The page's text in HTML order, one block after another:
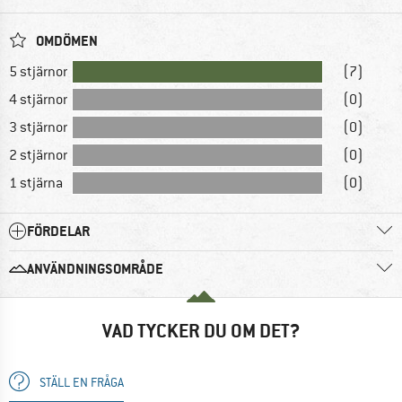
OMDÖMEN
5 stjärnor
(7)
4 stjärnor
(0)
3 stjärnor
(0)
2 stjärnor
(0)
1 stjärna
(0)
FÖRDELAR
ANVÄNDNINGSOMRÅDE
VAD TYCKER DU OM DET?
STÄLL EN FRÅGA